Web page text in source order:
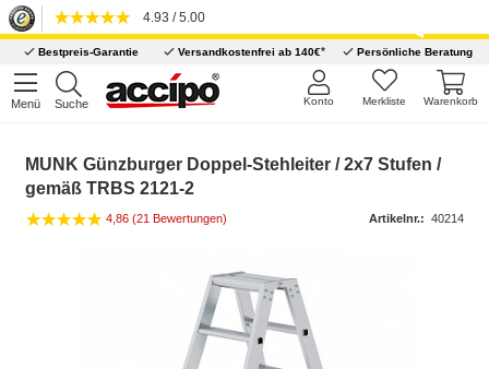
4.93 / 5.00
Bestpreis-Garantie Versandkostenfrei ab 140€* Persönliche Beratung
Menü Suche Warenkorb
Merkliste
Konto
MUNK Günzburger Doppel-Stehleiter / 2x7 Stufen /
gemäß TRBS 2121-2
4,86 (21 Bewertungen) Artikelnr.: 40214